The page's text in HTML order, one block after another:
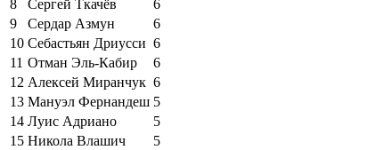
8
Сергей Ткачёв
6
9
Сердар Азмун
6
10 Себастьян Дриусси 6
11 Отман Эль-Кабир
6
12 Алексей Миранчук 6
13 Мануэл Фернандеш 5
14 Луис Адриано
5
15 Никола Влашич
5